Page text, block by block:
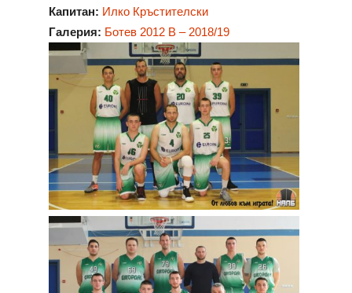
Капитан: Илко Кръстителски
Галерия: Ботев 2012 В – 2018/19